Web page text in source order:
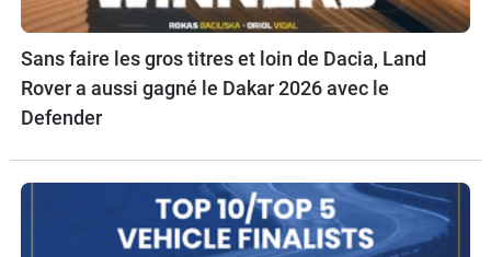
Sans faire les gros titres et loin de Dacia, Land
Rover a aussi gagné le Dakar 2026 avec le
Defender